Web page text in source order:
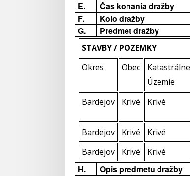
E. Čas konania dražby
F. Kolo dražby
G. Predmet dražby
STAVBY / POZEMKY
Okres
Obec
Katastrálne
Územie
Bardejov
Krivé Krivé
Bardejov
Krivé Krivé
Bardejov
Krivé Krivé
H. Opis predmetu dražby